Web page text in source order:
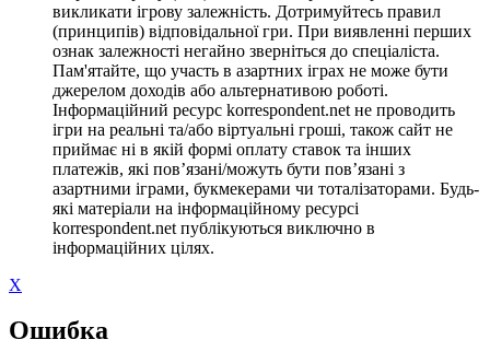
викликати ігрову залежність. Дотримуйтесь правил
(принципів) відповідальної гри. При виявленні перших
ознак залежності негайно зверніться до спеціаліста.
Пам'ятайте, що участь в азартних іграх не може бути
джерелом доходів або альтернативою роботі.
Інформаційний ресурс korrespondent.net не проводить
ігри на реальні та/або віртуальні гроші, також сайт не
приймає ні в якій формі оплату ставок та інших
платежів, які пов’язані/можуть бути пов’язані з
азартними іграми, букмекерами чи тоталізаторами. Будь-
які матеріали на інформаційному ресурсі
korrespondent.net публікуються виключно в
інформаційних цілях.
X
Ошибка